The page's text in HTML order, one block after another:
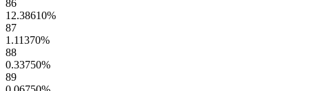
86
12.38610%
87
1.11370%
88
0.33750%
89